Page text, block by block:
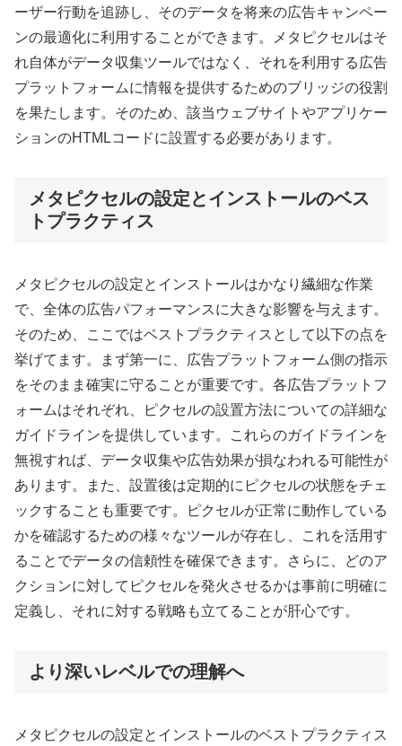
ーザー行動を追跡し、そのデータを将来の広告キャンペー
ンの最適化に利用することができます。メタピクセルはそ
れ自体がデータ収集ツールではなく、それを利用する広告
プラットフォームに情報を提供するためのブリッジの役割
を果たします。そのため、該当ウェブサイトやアプリケー
ションのHTMLコードに設置する必要があります。
メタピクセルの設定とインストールのベス
トプラクティス
メタピクセルの設定とインストールはかなり繊細な作業
で、全体の広告パフォーマンスに大きな影響を与えます。
そのため、ここではベストプラクティスとして以下の点を
挙げてます。まず第一に、広告プラットフォーム側の指示
をそのまま確実に守ることが重要です。各広告プラットフ
ォームはそれぞれ、ピクセルの設置方法についての詳細な
ガイドラインを提供しています。これらのガイドラインを
無視すれば、データ収集や広告効果が損なわれる可能性が
あります。また、設置後は定期的にピクセルの状態をチェ
ックすることも重要です。ピクセルが正常に動作している
かを確認するための様々なツールが存在し、これを活用す
ることでデータの信頼性を確保できます。さらに、どのア
クションに対してピクセルを発火させるかは事前に明確に
定義し、それに対する戦略も立てることが肝心です。
より深いレベルでの理解へ
メタピクセルの設定とインストールのベストプラクティス